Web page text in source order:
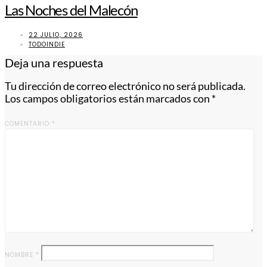
Las Noches del Malecón
22 JULIO, 2026
TODOINDIE
Deja una respuesta
Tu dirección de correo electrónico no será publicada.
Los campos obligatorios están marcados con *
COMENTARIO *
NOMBRE *